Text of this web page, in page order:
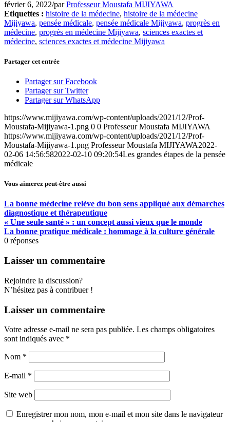
février 6, 2022/parProfesseur Moustafa MIJIYAWA
Etiquettes : histoire de la médecine, histoire de la médecine
Mijiyawa, pensée médicale, pensée médicale Mijiyawa, progrès en
médecine, progrès en médecine Mijiyawa, sciences exactes et
médecine, sciences exactes et médecine Mijiyawa
Partager cet entrée
Partager sur Facebook
Partager sur Twitter
Partager sur WhatsApp
https://www.mijiyawa.com/wp-content/uploads/2021/12/Prof-
Moustafa-Mijiyawa-1.png 0 0 Professeur Moustafa MIJIYAWA
https://www.mijiyawa.com/wp-content/uploads/2021/12/Prof-
Moustafa-Mijiyawa-1.png Professeur Moustafa MIJIYAWA2022-
02-06 14:56:582022-02-10 09:20:54Les grandes étapes de la pensée
médicale
Vous aimerez peut-être aussi
La bonne médecine relève du bon sens appliqué aux démarches
diagnostique et thérapeutique
« Une seule santé » : un concept aussi vieux que le monde
La bonne pratique médicale : hommage à la culture générale
0 réponses
Laisser un commentaire
Rejoindre la discussion?
N’hésitez pas à contribuer !
Laisser un commentaire
Votre adresse e-mail ne sera pas publiée. Les champs obligatoires
sont indiqués avec *
Nom *
E-mail *
Site web
Enregistrer mon nom, mon e-mail et mon site dans le navigateur